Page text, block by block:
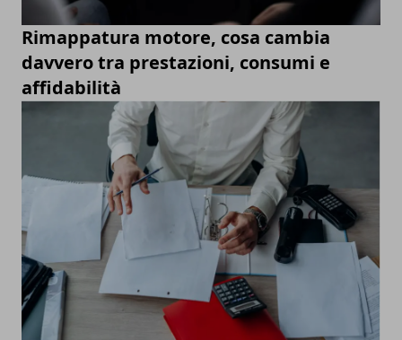
Rimappatura motore, cosa cambia
davvero tra prestazioni, consumi e
affidabilità